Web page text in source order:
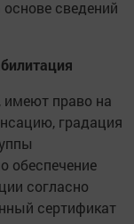
сведений
имеют право на
градация
обеспечение
согласно
сертификат